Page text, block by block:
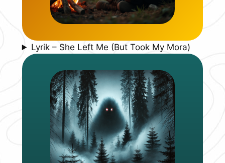
Lyrik – She Left Me (But Took My Mora)